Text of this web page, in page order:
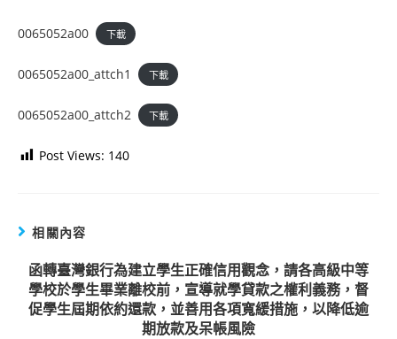
0065052a00 下載
0065052a00_attch1 下載
0065052a00_attch2 下載
Post Views: 140
相關內容
函轉臺灣銀行為建立學生正確信用觀念，請各高級中等
學校於學生畢業離校前，宣導就學貸款之權利義務，督
促學生屆期依約還款，並善用各項寬緩措施，以降低逾
期放款及呆帳風險